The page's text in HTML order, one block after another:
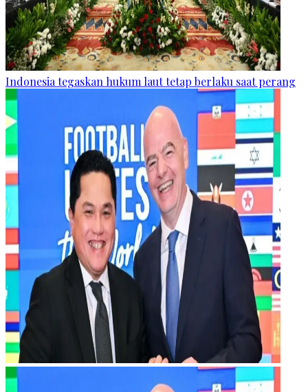
Indonesia tegaskan hukum laut tetap berlaku saat perang